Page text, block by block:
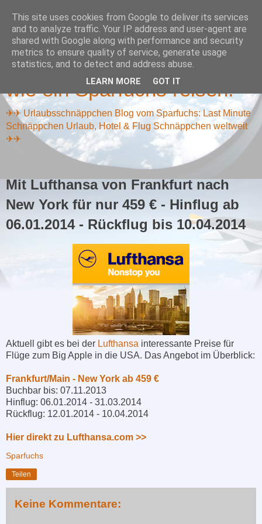
Reiseschnäppchen Blog -
wie ein Sparfuchs reisen!
✈✈ Urlaubsschnäppchen Blog vom Sparfuchs: Last Minute
Schnäppchen Urlaub, Hotel & Flug Schnäppchen weltweit
✈✈
Mit Lufthansa von Frankfurt nach
New York für nur 459 € - Hinflug ab
06.01.2014 - Rückflug bis 10.04.2014
Aktuell gibt es bei der Lufthansa interessante Preise für
Flüge zum Big Apple in die USA. Das Angebot im Überblick:
Frankfurt/Main - New York ab 459 €
Buchbar bis: 07.11.2013
Hinflug: 06.01.2014 - 31.03.2014
Rückflug: 12.01.2014 - 10.04.2014
Hier direkt zu Lufthansa.com >>
Sparfuchs
Teilen
Keine Kommentare:
This site uses cookies from Google to deliver its services
and to analyze traffic. Your IP address and user-agent are
shared with Google along with performance and security
metrics to ensure quality of service, generate usage
statistics, and to detect and address abuse.
LEARN MORE GOT IT